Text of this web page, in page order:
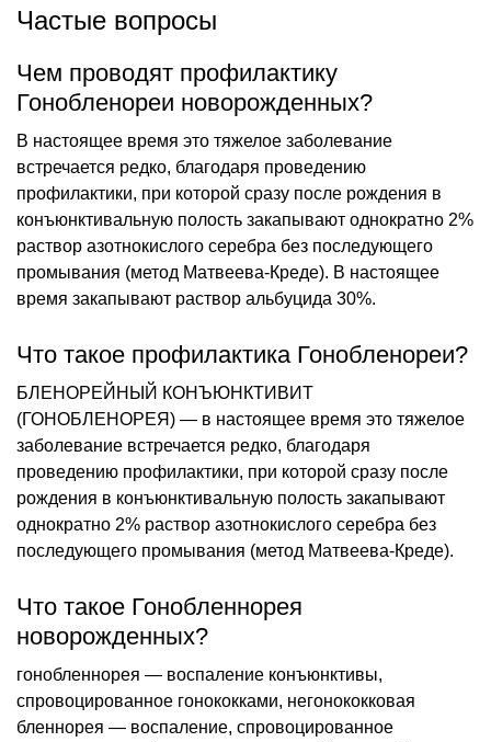
Частые вопросы
Чем проводят профилактику
Гонобленореи новорожденных?
В настоящее время это тяжелое заболевание
встречается редко, благодаря проведению
профилактики, при которой сразу после рождения в
конъюнктивальную полость закапывают однократно 2%
раствор азотнокислого серебра без последующего
промывания (метод Матвеева-Креде). В настоящее
время закапывают раствор альбуцида 30%.
Что такое профилактика Гонобленореи?
БЛЕНОРЕЙНЫЙ КОНЪЮНКТИВИТ
(ГОНОБЛЕНОРЕЯ) — в настоящее время это тяжелое
заболевание встречается редко, благодаря
проведению профилактики, при которой сразу после
рождения в конъюнктивальную полость закапывают
однократно 2% раствор азотнокислого серебра без
последующего промывания (метод Матвеева-Креде).
Что такое Гонобленнорея
новорожденных?
гонобленнорея — воспаление конъюнктивы,
спровоцированное гонококками, негонококковая
бленнорея — воспаление, спровоцированное